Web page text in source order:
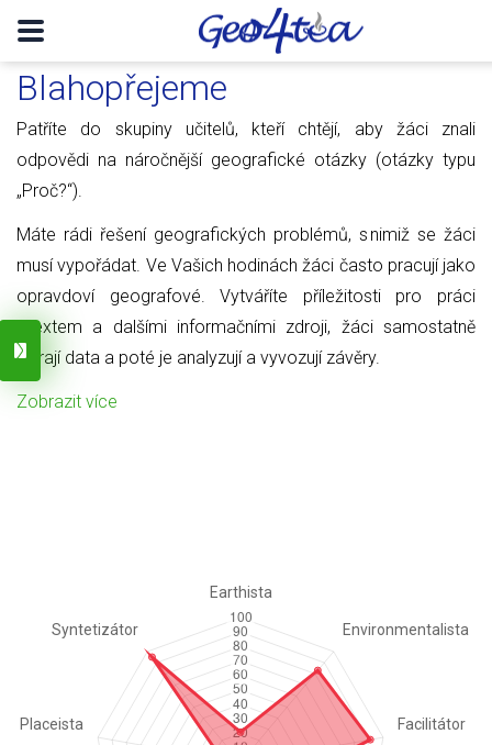
Blahopřejeme
Patříte do skupiny učitelů, kteří chtějí, aby žáci znali
odpovědi na náročnější geografické otázky (otázky typu
„Proč?“).
Máte rádi řešení geografických problémů, s nimiž se žáci
musí vypořádat. Ve Vašich hodinách žáci často pracují jako
opravdoví geografové. Vytváříte příležitosti pro práci
s textem a dalšími informačními zdroji, žáci samostatně
sbírají data a poté je analyzují a vyvozují závěry.
Zobrazit více